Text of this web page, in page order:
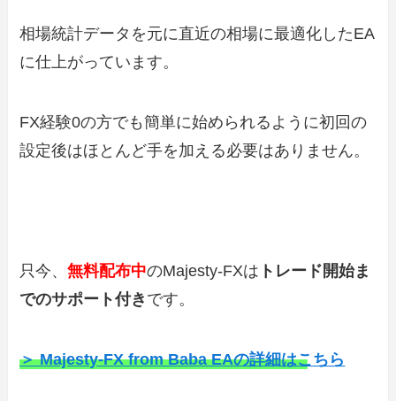
相場統計データを元に直近の相場に最適化したEA
に仕上がっています。
FX経験0の方でも簡単に始められるように初回の
設定後はほとんど手を加える必要はありません。
只今、無料配布中のMajesty-FXは トレード開始ま
でのサポート付き です。
＞ Majesty-FX from Baba EAの詳細はこちら